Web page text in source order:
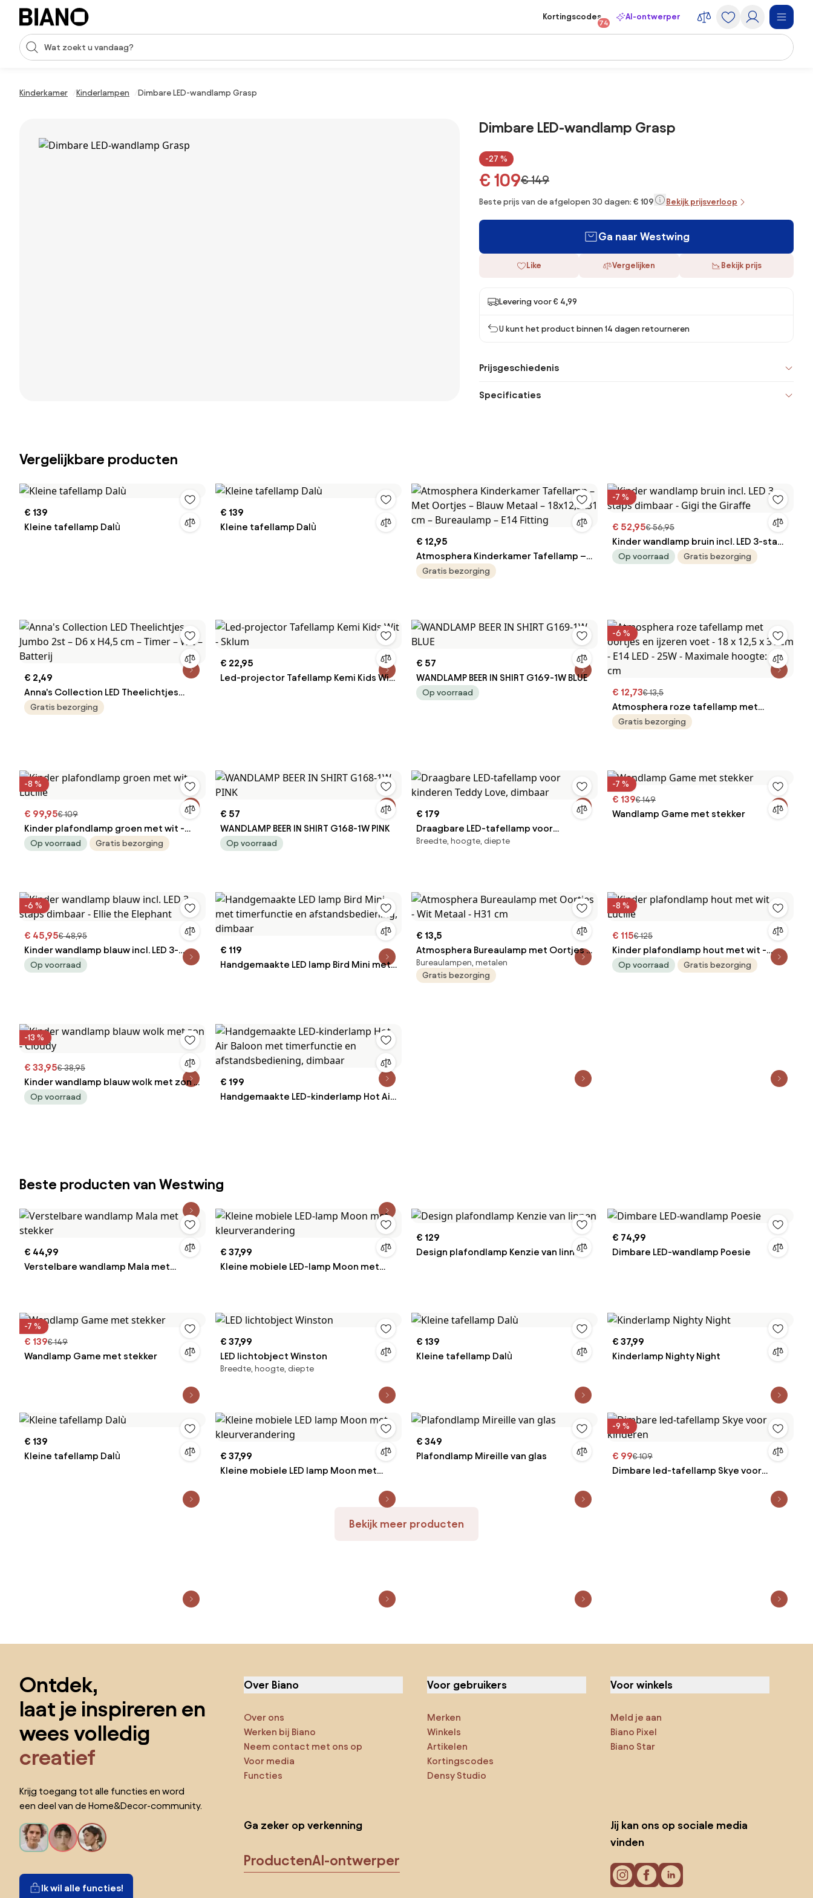
Navigatie overslaan, naar inhoud springen
Zoekopdracht invoeren
Kortingscodes
74
AI-ontwerper
Kinderkamer Kinderlampen Dimbare LED-wandlamp Grasp
Dimbare LED-wandlamp Grasp
-27 %
€ 109€ 149
Beste prijs van de afgelopen 30 dagen: € 109 Bekijk prijsverloop
Ga naar Westwing
Like Vergelijken Bekijk prijs
Levering voor € 4,99
U kunt het product binnen 14 dagen retourneren
Prijsgeschiedenis
Specificaties
Vergelijkbare producten
€ 139
Kleine tafellamp Dalù
€ 139
Kleine tafellamp Dalù
€ 12,95
Atmosphera Kinderkamer Tafellamp –
Met Oortjes – Blauw Metaal –
Gratis bezorging
-7 %
€ 52,95€ 56,95
Kinder wandlamp bruin incl. LED 3-staps
dimbaar - Gigi the Giraffe
Op voorraad Gratis bezorging
€ 2,49
Anna's Collection LED Theelichtjes
Jumbo 2st – D6 x H4,5 cm – Timer – Wit
Gratis bezorging
€ 22,95
Led-projector Tafellamp Kemi Kids Wit
€ 57
WANDLAMP BEER IN SHIRT G169-1W BLUE
Op voorraad
-6 %
€ 12,73€ 13,5
Atmosphera roze tafellamp met
oortjes en ijzeren voet - 18 x 12,5 x 31
Gratis bezorging
-8 %
€ 99,95€ 109
Kinder plafondlamp groen met wit -
Lucille
Op voorraad Gratis bezorging
€ 57
WANDLAMP BEER IN SHIRT G168-1W PINK
Op voorraad
€ 179
Draagbare LED-tafellamp voor
kinderen Teddy Love, dimbaar
Breedte, hoogte, diepte
-7 %
€ 139€ 149
Wandlamp Game met stekker
-6 %
€ 45,95€ 48,95
Kinder wandlamp blauw incl. LED 3-
staps dimbaar - Ellie the Elephant
Op voorraad
€ 119
Handgemaakte LED lamp Bird Mini met
€ 13,5
Atmosphera Bureaulamp met Oortjes -
Wit Metaal - H31 cm
Bureaulampen, metalen
Gratis bezorging
-8 %
€ 115€ 125
Kinder plafondlamp hout met wit -
Lucille
Op voorraad Gratis bezorging
-13 %
€ 33,95€ 38,95
Kinder wandlamp blauw wolk met zon -
Cloudy
Op voorraad
€ 199
Handgemaakte LED-kinderlamp Hot Air
Beste producten van Westwing
€ 44,99
Verstelbare wandlamp Mala met
€ 37,99
Kleine mobiele LED-lamp Moon met
€ 129
Design plafondlamp Kenzie van linnen
€ 74,99
Dimbare LED-wandlamp Poesie
-7 %
€ 139€ 149
Wandlamp Game met stekker
€ 37,99
LED lichtobject Winston
Breedte, hoogte, diepte
€ 139
Kleine tafellamp Dalù
€ 37,99
Kinderlamp Nighty Night
€ 139
Kleine tafellamp Dalù
€ 37,99
Kleine mobiele LED lamp Moon met
€ 349
Plafondlamp Mireille van glas
-9 %
€ 99€ 109
Dimbare led-tafellamp Skye voor
Bekijk meer producten
Ontdek,
laat je inspireren en
wees volledig
creatief
Krijg toegang tot alle functies en word
een deel van de Home&Decor-community.
Ik wil alle functies!
Over Biano
Over ons
Werken bij Biano
Neem contact met ons op
Voor media
Functies
Voor gebruikers
Merken
Winkels
Artikelen
Kortingscodes
Densy Studio
Voor winkels
Meld je aan
Biano Pixel
Biano Star
Ga zeker op verkenning
ProductenAI-ontwerper
Jij kan ons op sociale media
vinden